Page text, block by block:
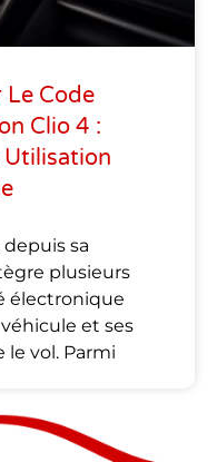
Le Code
Clio 4 :
Utilisation
depuis sa
plusieurs
électronique
et ses
vol. Parmi